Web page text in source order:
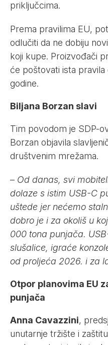
priključcima.
Prema pravilima EU,
odlučiti da ne dobiju
koji kupe. Proizvođači
će poštovati ista pravila
godine.
Biljana Borzan slavi
Tim povodom je SDP-
Borzan objavila
društvenim mrežama.
– Od danas, svi
dolaze s istim USB-C
uštede jer nećemo
dobro je i za okoliš u
000 tona punjača.
slušalice, igraće
od proljeća 2026. i za
Otpor planovima EU
punjača
Anna Cavazzini,
unutarnje tržište i